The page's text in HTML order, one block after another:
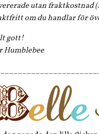
utan fraktkostnad
om du handlar för
gott!
Humblebee